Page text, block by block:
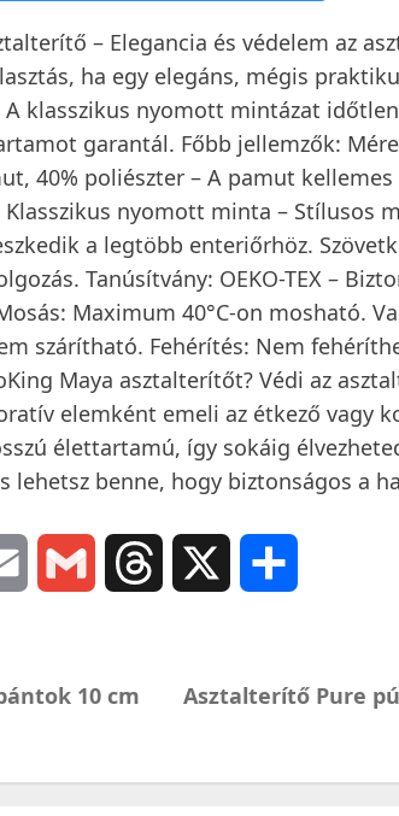
– Elegancia és védelem az
ha egy elegáns, mégis
A klasszikus nyomott mintázat
garantál. Főbb jellemzők:
40% poliészter – A pamut
nyomott minta – Stílusos
a legtöbb enteriőrhöz.
Tanúsítvány: OEKO-TEX –
Maximum 40°C-on mosható.
szárítható. Fehérítés: Nem
Maya asztalterítőt? Védi az
elemként emeli az étkező vagy
élettartamú, így sokáig
benne, hogy biztonságos a
Email Gmail Threads
10 cm
Asztalterítő Pure